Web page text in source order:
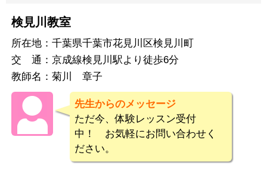
検見川教室
所在地： 千葉県千葉市花見川区検見川町
交 通： 京成線検見川駅より徒歩6分
教師名： 菊川 章子
先生からのメッセージ
ただ今、体験レッスン受付
中！ お気軽にお問い合わせく
ださい。